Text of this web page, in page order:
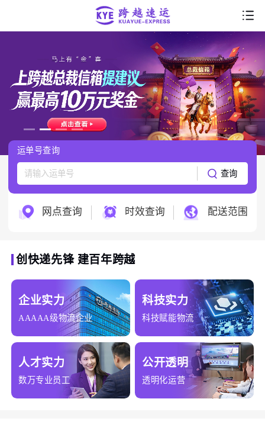
走进跨越
产品服务
服务支持
跨越科技
运单号查询
查询
网点查询 时效查询 配送范围
创快递先锋 建百年跨越
企业实力
AAAAA级物流企业
科技实力
科技赋能物流
人才实力
数万专业员工
公开透明
透明化运营